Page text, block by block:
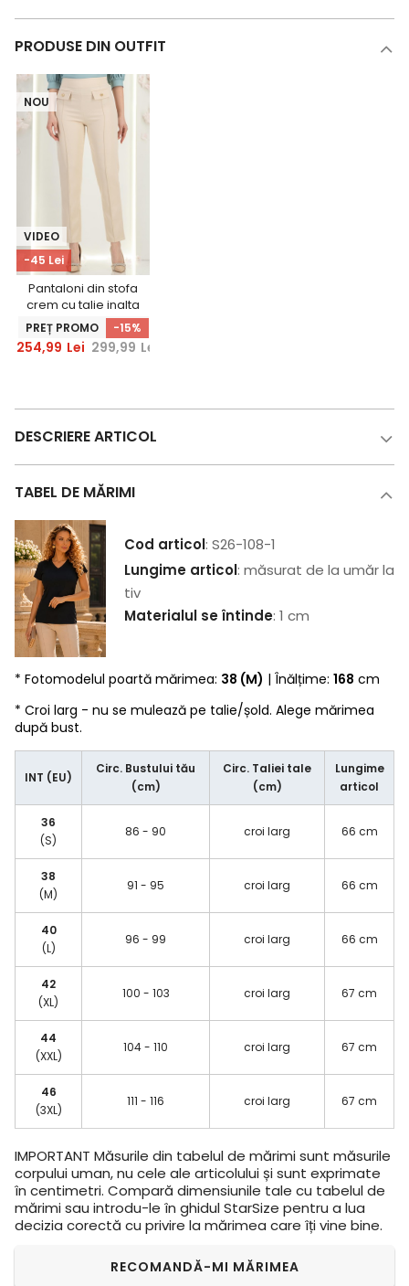
PRODUSE DIN OUTFIT
-45 Lei
VIDEO
NOU
Pantaloni din stofa
crem cu talie inalta
conici cu buzunare
false - StarShinerS
PREȚ PROMO -15%
254,99 Lei 299,99 Lei
DESCRIERE ARTICOL
TABEL DE MĂRIMI
Cod articol: S26-108-1
Lungime articol: măsurat de la umăr la
tiv
Materialul se întinde: 1 cm
* Fotomodelul poartă mărimea: 38 (M) | Înălțime: 168 cm
* Croi larg - nu se mulează pe talie/șold. Alege mărimea
după bust.
INT (EU)
Circ. Bustului tău
(cm)
Circ. Taliei tale
(cm)
Lungime
articol
36
(S)
86 - 90 croi larg 66 cm
38
(M)
91 - 95 croi larg 66 cm
40
(L)
96 - 99 croi larg 66 cm
42
(XL)
100 - 103 croi larg 67 cm
44
(XXL)
104 - 110 croi larg 67 cm
46
(3XL)
111 - 116 croi larg 67 cm
IMPORTANT Măsurile din tabelul de mărimi sunt măsurile
corpului uman, nu cele ale articolului și sunt exprimate
în centimetri. Compară dimensiunile tale cu tabelul de
mărimi sau introdu-le în ghidul StarSize pentru a lua
decizia corectă cu privire la mărimea care îți vine bine.
RECOMANDĂ-MI MĂRIMEA